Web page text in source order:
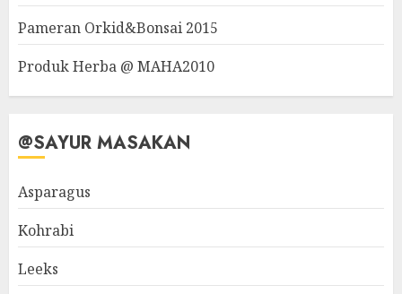
Pameran Orkid&Bonsai 2015
Produk Herba @ MAHA2010
@SAYUR MASAKAN
Asparagus
Kohrabi
Leeks